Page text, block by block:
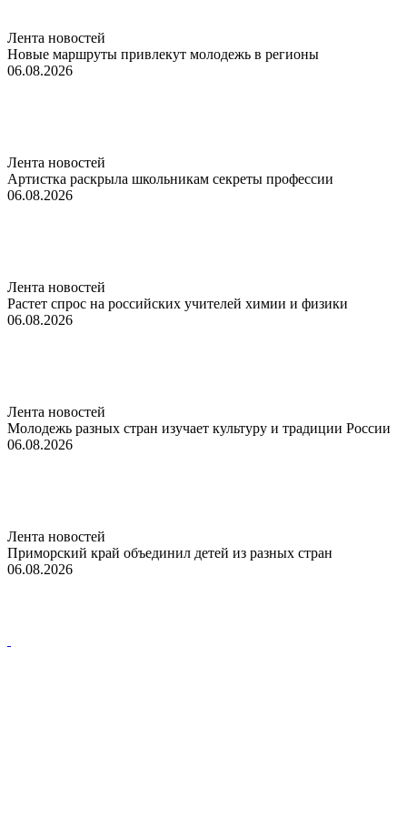
Лента новостей
Новые маршруты привлекут молодежь в регионы
06.08.2026
Лента новостей
Артистка раскрыла школьникам секреты профессии
06.08.2026
Лента новостей
Растет спрос на российских учителей химии и физики
06.08.2026
Лента новостей
Молодежь разных стран изучает культуру и традиции России
06.08.2026
Лента новостей
Приморский край объединил детей из разных стран
06.08.2026